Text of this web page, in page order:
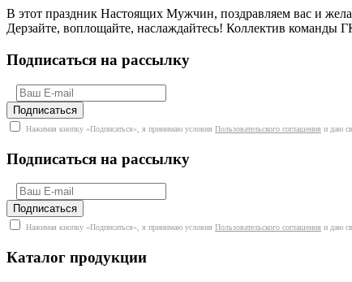
В этот праздник Настоящих Мужчин, поздравляем вас и
Дерзайте, воплощайте, наслаждайтесь! Коллектив команды
Подписаться на рассылку
Нажимая кнопку «Подписаться», я принимаю условия Пользовательского соглашения и даю
Подписаться на рассылку
Нажимая кнопку «Подписаться», я принимаю условия Пользовательского соглашения и даю
Каталог продукции